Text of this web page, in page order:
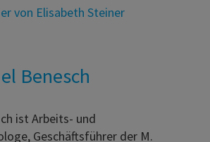
von Elisabeth Steiner
Benesch
ist Arbeits- und
Geschäftsführer der M.